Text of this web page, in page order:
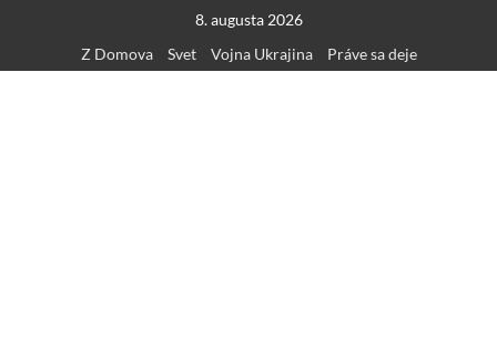
content
8. augusta 2026
Z Domova
Svet Vojna Ukrajina Práve sa deje